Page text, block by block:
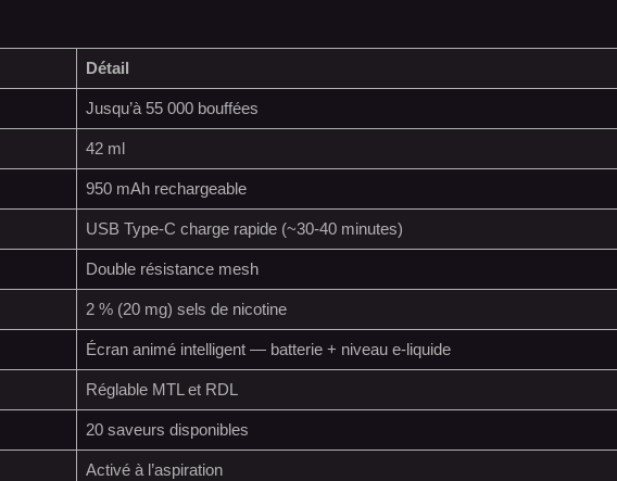
Détail
Jusqu’à 55 000 bouffées
42 ml
950 mAh rechargeable
USB Type-C charge rapide (~30-40 minutes)
Double résistance mesh
2 % (20 mg) sels de nicotine
Écran animé intelligent — batterie + niveau e-liquide
Réglable MTL et RDL
20 saveurs disponibles
Activé à l’aspiration